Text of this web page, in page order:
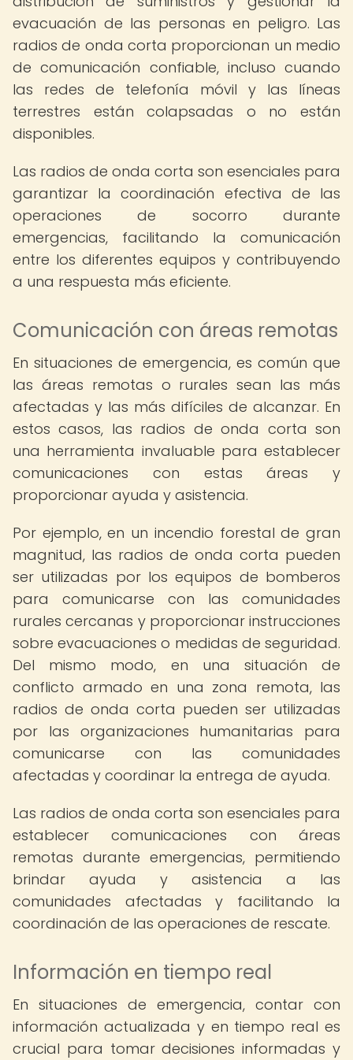
evacuación de las personas en peligro. Las
radios de onda corta proporcionan un medio
de comunicación confiable, incluso cuando
las redes de telefonía móvil y las líneas
terrestres están colapsadas o no están
disponibles.
Las radios de onda corta son esenciales para
garantizar la coordinación efectiva de las
operaciones de socorro durante
emergencias, facilitando la comunicación
entre los diferentes equipos y contribuyendo
a una respuesta más eficiente.
Comunicación con áreas remotas
En situaciones de emergencia, es común que
las áreas remotas o rurales sean las más
afectadas y las más difíciles de alcanzar. En
estos casos, las radios de onda corta son
una herramienta invaluable para establecer
comunicaciones con estas áreas y
proporcionar ayuda y asistencia.
Por ejemplo, en un incendio forestal de gran
magnitud, las radios de onda corta pueden
ser utilizadas por los equipos de bomberos
para comunicarse con las comunidades
rurales cercanas y proporcionar instrucciones
sobre evacuaciones o medidas de seguridad.
Del mismo modo, en una situación de
conflicto armado en una zona remota, las
radios de onda corta pueden ser utilizadas
por las organizaciones humanitarias para
comunicarse con las comunidades
afectadas y coordinar la entrega de ayuda.
Las radios de onda corta son esenciales para
establecer comunicaciones con áreas
remotas durante emergencias, permitiendo
brindar ayuda y asistencia a las
comunidades afectadas y facilitando la
coordinación de las operaciones de rescate.
Información en tiempo real
En situaciones de emergencia, contar con
información actualizada y en tiempo real es
crucial para tomar decisiones informadas y